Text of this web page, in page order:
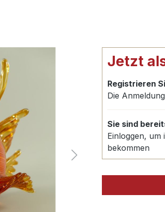
Jetzt
Registrieren
Die
Sie sind
Einloggen, um
bekommen